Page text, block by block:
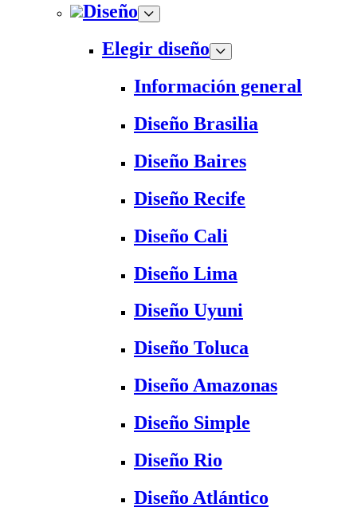
Diseño
Elegir diseño
Información general
Diseño Brasilia
Diseño Baires
Diseño Recife
Diseño Cali
Diseño Lima
Diseño Uyuni
Diseño Toluca
Diseño Amazonas
Diseño Simple
Diseño Rio
Diseño Atlántico